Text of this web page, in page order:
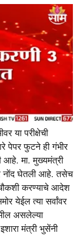
या परीक्षेची
पेपर फुटने ही गंभीर
आहे. मा. मुख्यमंत्री
नोंद घेतली आहे. तसेच
करण्याचे आदेश
येईल त्या सर्वांवर
असलेल्या
मंत्री भुसेंनी